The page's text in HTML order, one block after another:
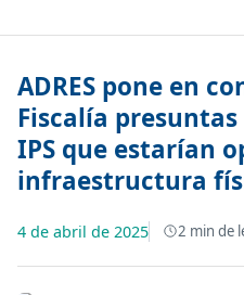
ADRES pone en
Fiscalía
IPS que estarían
infraestructura
4 de abril de 2025 2 min de